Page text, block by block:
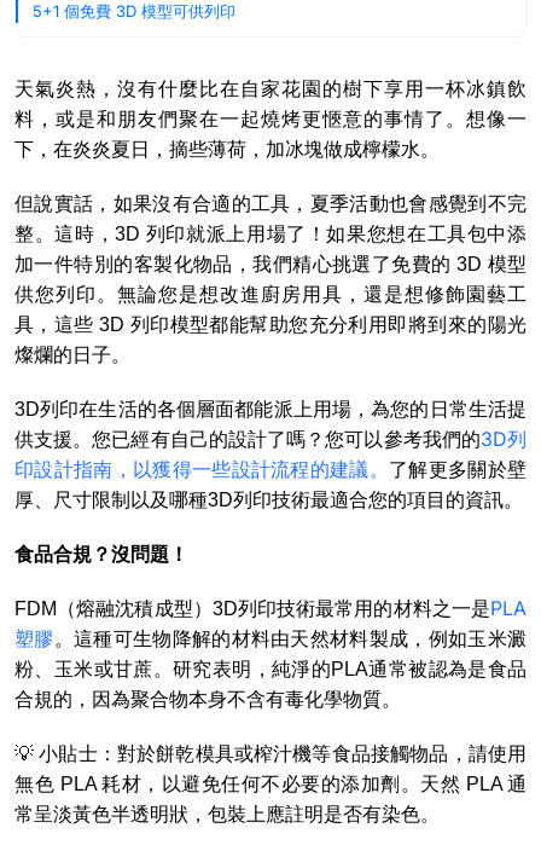
5+1 個免費 3D 模型可供列印
天氣炎熱，沒有什麼比在自家花園的樹下享用一杯冰鎮飲
料，或是和朋友們聚在一起燒烤更愜意的事情了。想像一
下，在炎炎夏日，摘些薄荷，加冰塊做成檸檬水。
但說實話，如果沒有合適的工具，夏季活動也會感覺到不完
整。這時，3D 列印就派上用場了！如果您想在工具包中添
加一件特別的客製化物品，我們精心挑選了免費的 3D 模型
供您列印。無論您是想改進廚房用具，還是想修飾園藝工
具，這些 3D 列印模型都能幫助您充分利用即將到來的陽光
燦爛的日子。
3D列印在生活的各個層面都能派上用場，為您的日常生活提
供支援。您已經有自己的設計了嗎？您可以參考我們的3D列
印設計指南，以獲得一些設計流程的建議。
了解更多關於壁
厚、尺寸限制以及哪種3D列印技術最適合您的項目的資訊。
食品合規？沒問題！
FDM（熔融沈積成型）3D列印技術最常用的材料之一是PLA
塑膠 。這種可生物降解的材料由天然材料製成，例如玉米澱
粉、玉米或甘蔗。研究表明，純淨的PLA通常被認為是食品
合規的，因為聚合物本身不含有毒化學物質。
💡 小貼士：對於餅乾模具或榨汁機等食品接觸物品，請使用
無色 PLA 耗材，以避免任何不必要的添加劑。天然 PLA 通
常呈淡黃色半透明狀，包裝上應註明是否有染色。